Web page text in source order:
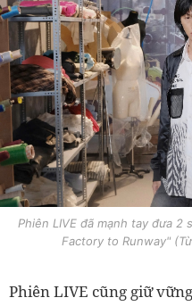
Phiên LIVE đã mạnh tay đưa
Factory to Runway"
Phiên LIVE cũng giữ